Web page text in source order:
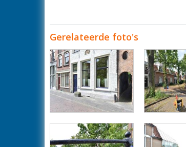
Gerelateerde foto's